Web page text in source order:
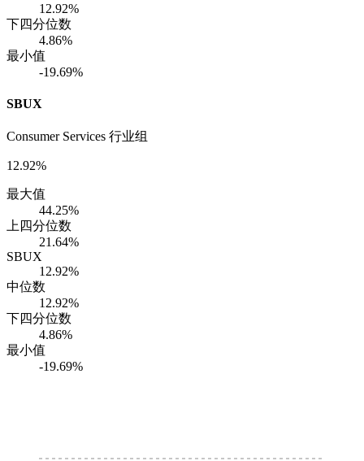
12.92%
下四分位数
4.86%
最小值
-19.69%
SBUX
Consumer Services 行业组
12.92%
最大值
44.25%
上四分位数
21.64%
SBUX
12.92%
中位数
12.92%
下四分位数
4.86%
最小值
-19.69%